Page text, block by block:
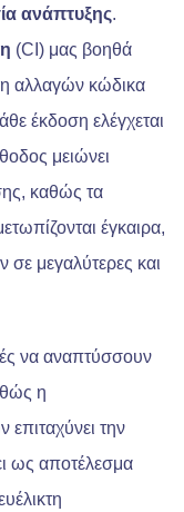
ανάπτυξης.
(CI) μας βοηθά
αλλαγών κώδικα
έκδοση ελέγχεται
μειώνει
καθώς τα
έγκαιρα,
σε μεγαλύτερες και
να αναπτύσσουν
η
επιταχύνει την
ως αποτέλεσμα